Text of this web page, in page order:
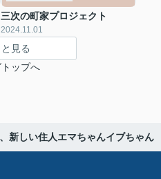
三次の町家プロジェクト
2024.11.01
見る
ップへ
新しい住人エマちゃんイブちゃん